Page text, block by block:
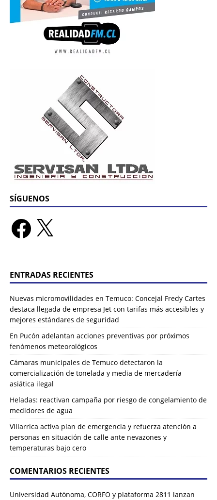
SÍGUENOS
ENTRADAS RECIENTES
Nuevas micromovilidades en Temuco: Concejal Fredy Cartes
destaca llegada de empresa Jet con tarifas más accesibles y
mejores estándares de seguridad
En Pucón adelantan acciones preventivas por próximos
fenómenos meteorológicos
Cámaras municipales de Temuco detectaron la
comercialización de tonelada y media de mercadería
asiática ilegal
Heladas: reactivan campaña por riesgo de congelamiento de
medidores de agua
Villarrica activa plan de emergencia y refuerza atención a
personas en situación de calle ante nevazones y
temperaturas bajo cero
COMENTARIOS RECIENTES
Universidad Autónoma, CORFO y plataforma 2811 lanzan